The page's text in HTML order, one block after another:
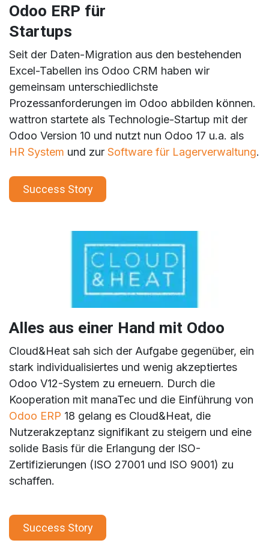
Odoo ERP für
Startups
Seit der Daten-Migration aus den bestehenden
Excel-Tabellen ins Odoo CRM haben wir
gemeinsam unterschiedlichste
Prozessanforderungen im Odoo abbilden können.
wattron startete als Technologie-Startup mit der
Odoo Version 10 und nutzt nun Odoo 17 u.a. als
HR System und zur Software für Lagerverwaltung.
Success Story
Alles aus einer Hand mit Odoo
Cloud&Heat sah sich der Aufgabe gegenüber, ein
stark individualisiertes und wenig akzeptiertes
Odoo V12-System zu erneuern. Durch die
Kooperation mit manaTec und die Einführung von
Odoo ERP 18 gelang es Cloud&Heat, die
Nutzerakzeptanz signifikant zu steigern und eine
solide Basis für die Erlangung der ISO-
Zertifizierungen (ISO 27001 und ISO 9001) zu
schaffen.
Success Story